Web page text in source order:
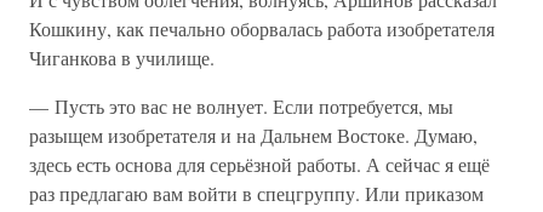
Кошкину, как печально оборвалась работа изобретателя
Чиганкова в училище.
— Пусть это вас не волнует. Если потребуется, мы
разыщем изобретателя и на Дальнем Востоке. Думаю,
здесь есть основа для серьёзной работы. А сейчас я ещё
раз предлагаю вам войти в спецгруппу. Или приказом